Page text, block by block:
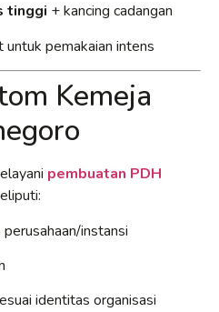
tinggi + kancing cadangan
untuk pemakaian intens
Kemeja
pembuatan PDH
instansi
identitas organisasi